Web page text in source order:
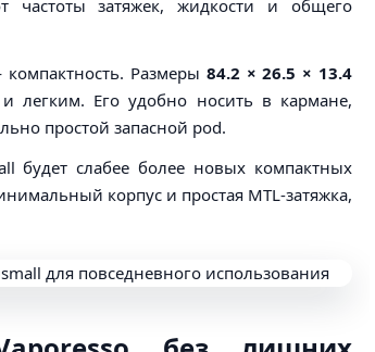
частоты затяжек, жидкости и общего
Размеры 84.2 × 26.5 × 13.4
легким. Его удобно носить в кармане,
простой запасной pod.
будет слабее более новых компактных
корпус и простая MTL-затяжка,